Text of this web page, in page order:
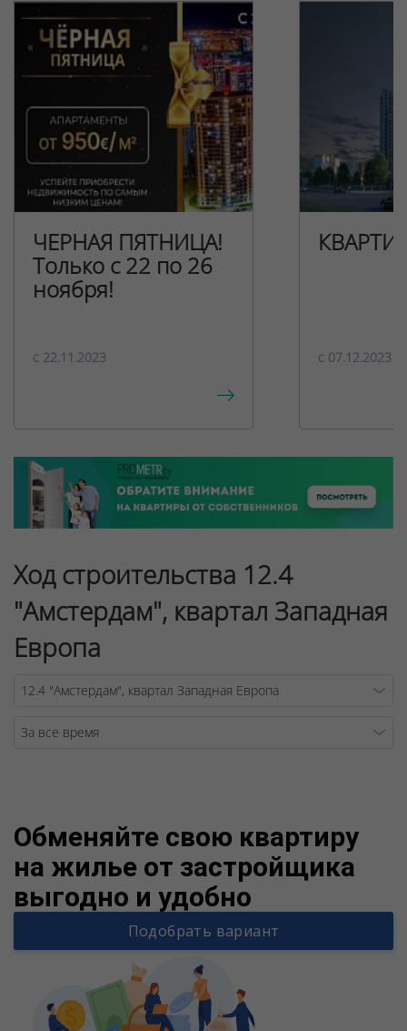
ЧЕРНАЯ ПЯТНИЦА!
Только с 22 по 26
ноября!
c 22.11.2023 c 07.12.2023
Ход строительства 12.4
"Амстердам", квартал Западная
Европа
Обменяйте свою квартиру
на жилье от застройщика
выгодно и удобно
Подобрать вариант